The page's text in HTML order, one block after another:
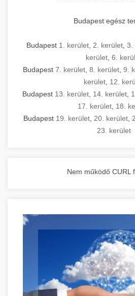
Budapest egész
Budapest 1. kerület 2. kerület 3.
kerület 6.
Budapest 7. kerület, 8. kerület, 9.
kerület 12.
Budapest 13. kerület 14. kerület
17. kerület 18.
Budapest 19. kerület 20. kerület
23. kerület
Nem működő CURL